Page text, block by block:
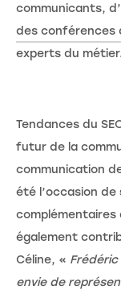
communicants,
des conférences
experts du métier.
Tendances du
futur de la
communication
été l’occasion de
complémentaires
également
Céline, « Frédéric
envie de